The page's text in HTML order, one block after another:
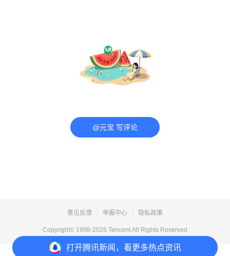
打开腾讯新闻，看更多热点资讯
@元宝 写评论
意见反馈 举报中心 隐私政策
Copyright© 1998-2026 Tencent.All Rights Reserved